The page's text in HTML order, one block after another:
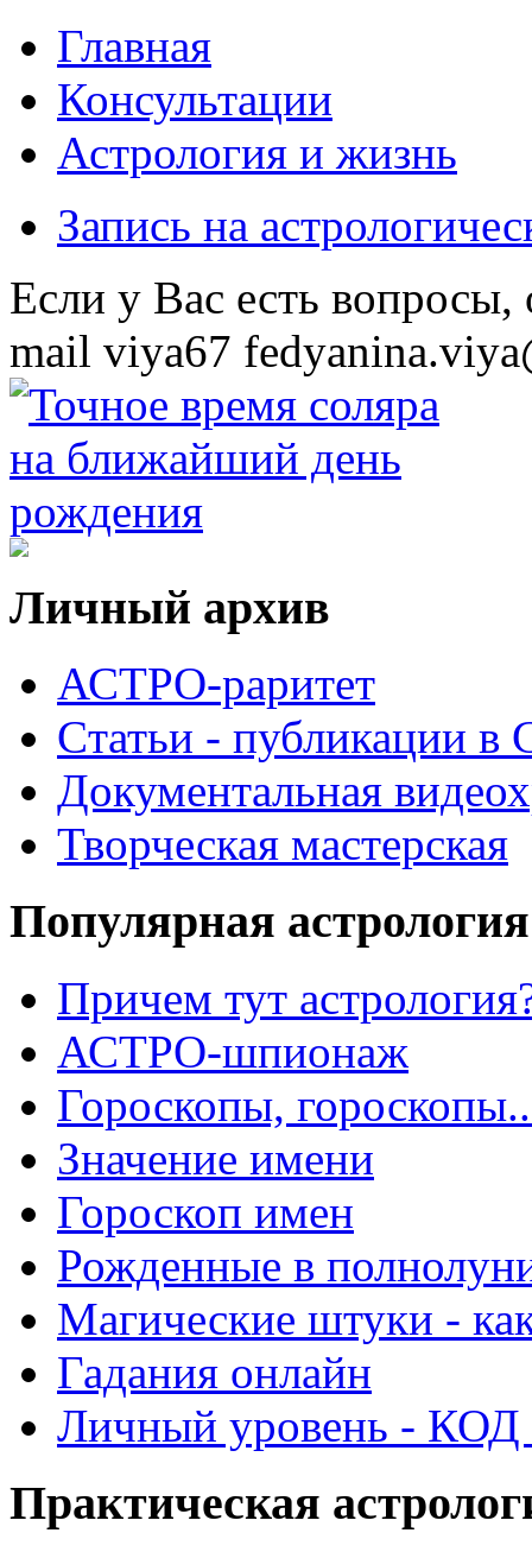
Главная
Консультации
Астрология и жизнь
Запись на
Eсли у Вас есть
mail viya67
Личный архив
АСТРО-раритет
Cтатьи - публикации
Документальная
Творческая мастерская
Популярная астрология
Причем тут
АСТРО-шпионаж
Гороскопы,
Значение имени
Гороскоп имен
Рожденные в
Магические штуки -
Гадания онлайн
Личный уровень - КОД
Практическая